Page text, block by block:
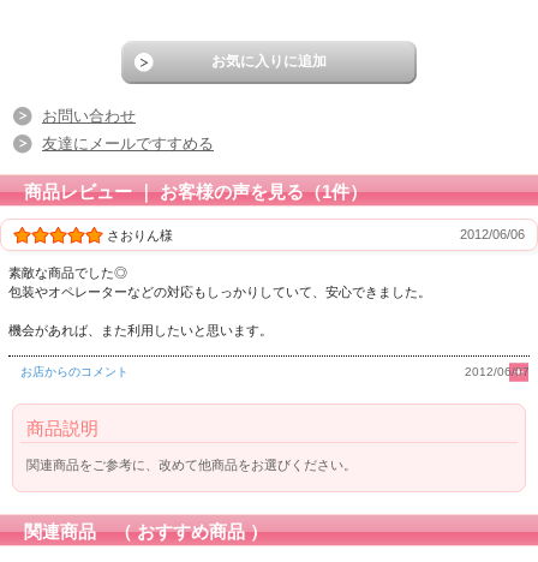
お問い合わせ
友達にメールですすめる
商品レビュー ｜ お客様の声を見る（1件）
さおりん様 2012/06/06
素敵な商品でした◎
包装やオペレーターなどの対応もしっかりしていて、安心できました。
機会があれば、また利用したいと思います。
お店からのコメント 2012/06/07
商品説明
関連商品をご参考に、改めて他商品をお選びください。
関連商品 （ おすすめ商品 ）